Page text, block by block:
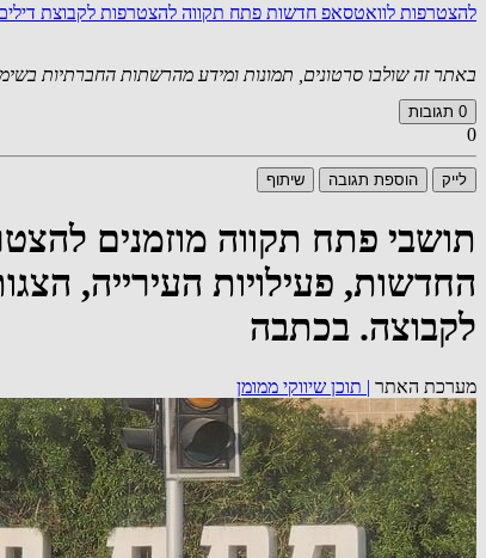
להצטרפות לוואטסאפ חדשות פתח תקווה להצטרפות לקבוצת
באתר זה שולבו סרטונים, תמונות ומידע מהרשתות החברתיות בשימוש לפי סעיף 27א לחוק זכויות יוצרים.
0 תגובות
0
לייק הוספת תגובה שיתוף
תושבי פתח תקווה מוזמנים
החדשות, פעילויות העירייה,
לקבוצה. בכתבה
מערכת האתר | תוכן שיווקי ממומן